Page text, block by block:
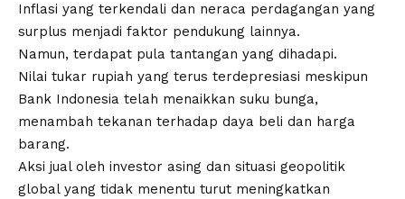
Inflasi yang terkendali dan neraca perdagangan yang
surplus menjadi faktor pendukung lainnya.
Namun, terdapat pula tantangan yang dihadapi.
Nilai tukar rupiah yang terus terdepresiasi meskipun
Bank Indonesia telah menaikkan suku bunga,
menambah tekanan terhadap daya beli dan harga
barang.
Aksi jual oleh investor asing dan situasi geopolitik
global yang tidak menentu turut meningkatkan